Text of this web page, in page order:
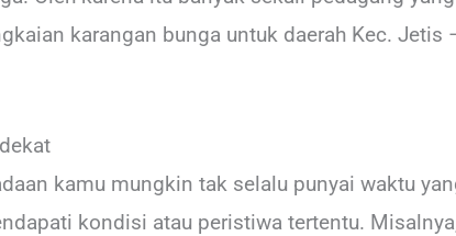
karangan bunga untuk daerah Kec. Jetis
kamu mungkin tak selalu punyai waktu
kondisi atau peristiwa tertentu.